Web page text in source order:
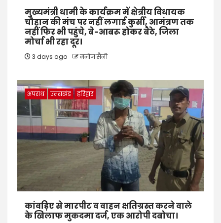
मुख्यमंत्री धामी के कार्यक्रम में क्षेत्रीय विधायक
चौहान की मंच पर नहीं लगाई कुर्सी, आमंत्रण तक
नहीं फिर भी पहुंचे, बे-आबरू होकर बैठे, जिला
मोर्चा भी रहा दूर।
3 days ago मनोज सैनी
अपराध उत्तराखंड हरिद्वार
कांवड़िए से मारपीट व वाहन क्षतिग्रस्त करने वाले
के खिलाफ मुकदमा दर्ज, एक आरोपी दबोचा।